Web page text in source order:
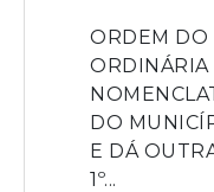
ORDEM DO
DO
E DÁ
1º...